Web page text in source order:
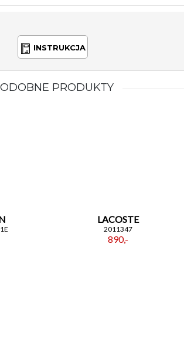
INSTRUKCJA
PRODUKTY
LACOSTE
2011347
890,-